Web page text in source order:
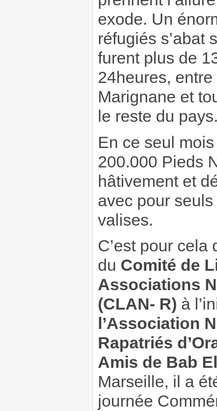
exode. Un
réfugiés s’abat
furent plus de
24heures,
Marignane et
le reste du
En ce seul
200.000 Pieds
hâtivement et
avec pour
valises.
C’est pour cela
du Comité de
Associations
(CLAN- R) à
l’Association
Rapatriés
Amis de Bab
Marseille, il a
journée